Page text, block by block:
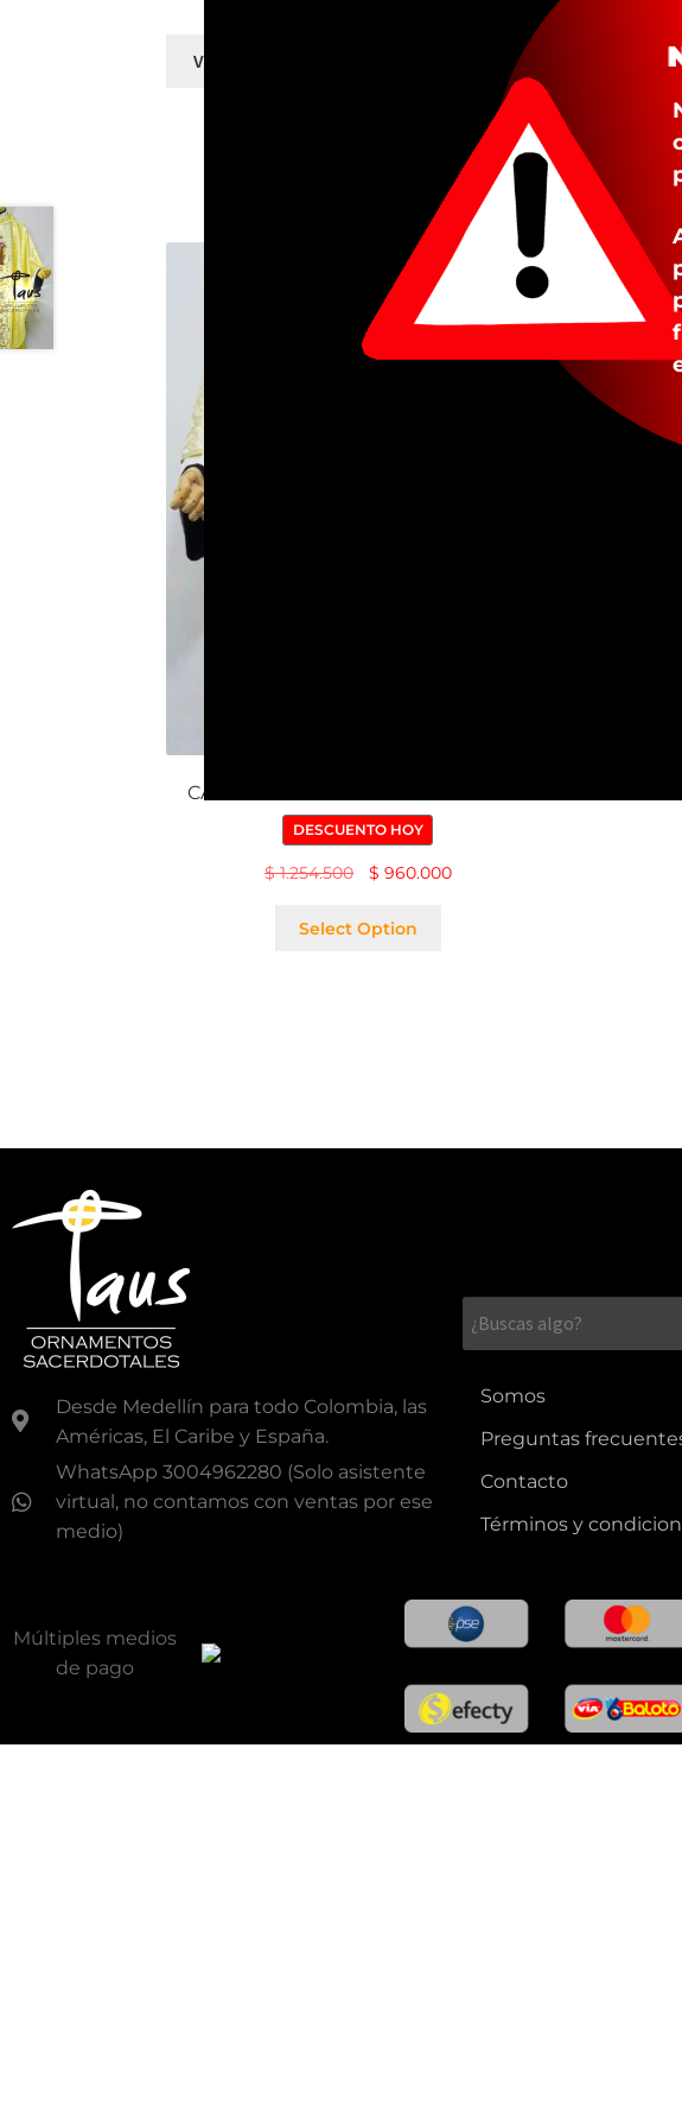
CASULLA CON ESTOLÓN BORDADO
DESCUENTO HOY
$1.254.500 $ 960.000
Select Option
Desde Medellín para todo Colombia, las
Américas, El Caribe y España.
WhatsApp 3004962280 (Solo asistente
virtual, no contamos con ventas por ese
medio)
Somos
Preguntas
Contacto
Términos y
Múltiples medios
de pago